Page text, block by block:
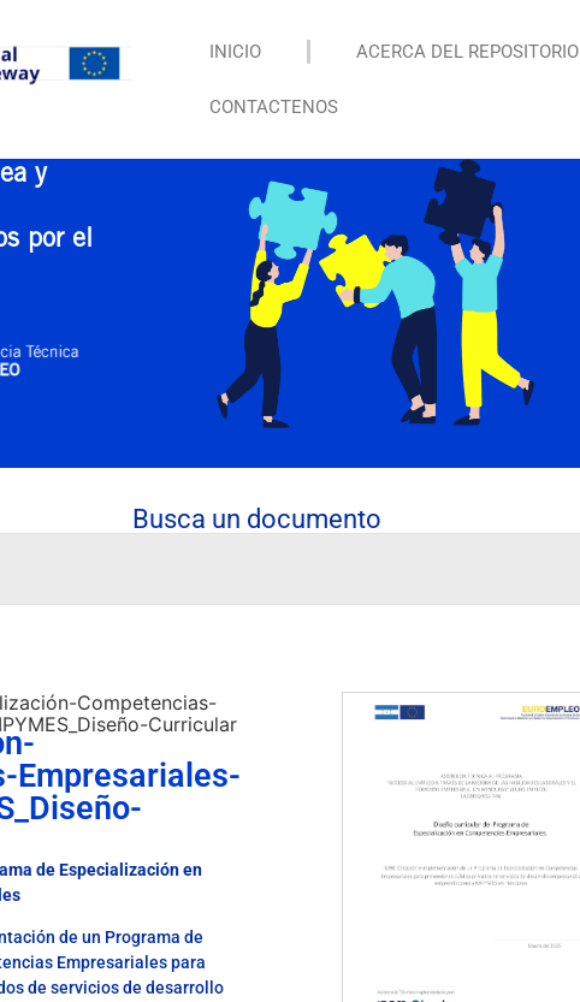
INICIO ACERCA DEL REPOSITORIO
CONTACTENOS
y
por el
Busca un documento
Competencias-
Curricular
Empresariales-
de Especialización en
de un Programa de
Empresariales para
de servicios de desarrollo